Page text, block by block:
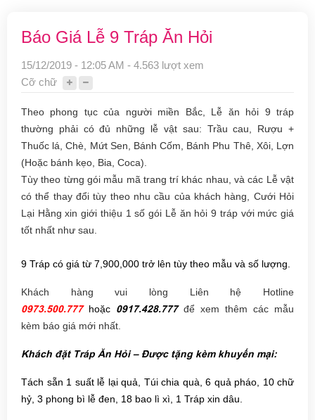
Báo Giá Lễ 9 Tráp Ăn Hỏi
15/12/2019 - 12:05 AM - 4.563 lượt xem
Cỡ chữ
Theo phong tục của người miền Bắc, Lễ ăn hỏi 9 tráp
thường phải có đủ những lễ vật sau: Trầu cau, Rượu +
Thuốc lá, Chè, Mứt Sen, Bánh Cốm, Bánh Phu Thê, Xôi, Lợn
(Hoặc bánh kẹo, Bia, Coca).
Tùy theo từng gói mẫu mã trang trí khác nhau, và các Lễ vật
có thể thay đổi tùy theo nhu cầu của khách hàng, Cưới Hỏi
Lại Hằng xin giới thiệu 1 số gói Lễ ăn hỏi 9 tráp với mức giá
tốt nhất như sau.
9 Tráp có giá từ 7,900,000 trở lên tùy theo mẫu và số lượng.
Khách hàng vui lòng Liên hệ Hotline
0973.500.777 hoặc 0917.428.777để xem thêm các mẫu
kèm báo giá mới nhất.
Khách đặt Tráp Ăn Hỏi – Được tặng kèm khuyến mại:
Tách sẵn 1 suất lễ lại quả, Túi chia quà, 6 quả pháo, 10 chữ
hỷ, 3 phong bì lễ đen, 18 bao lì xì, 1 Tráp xin dâu.